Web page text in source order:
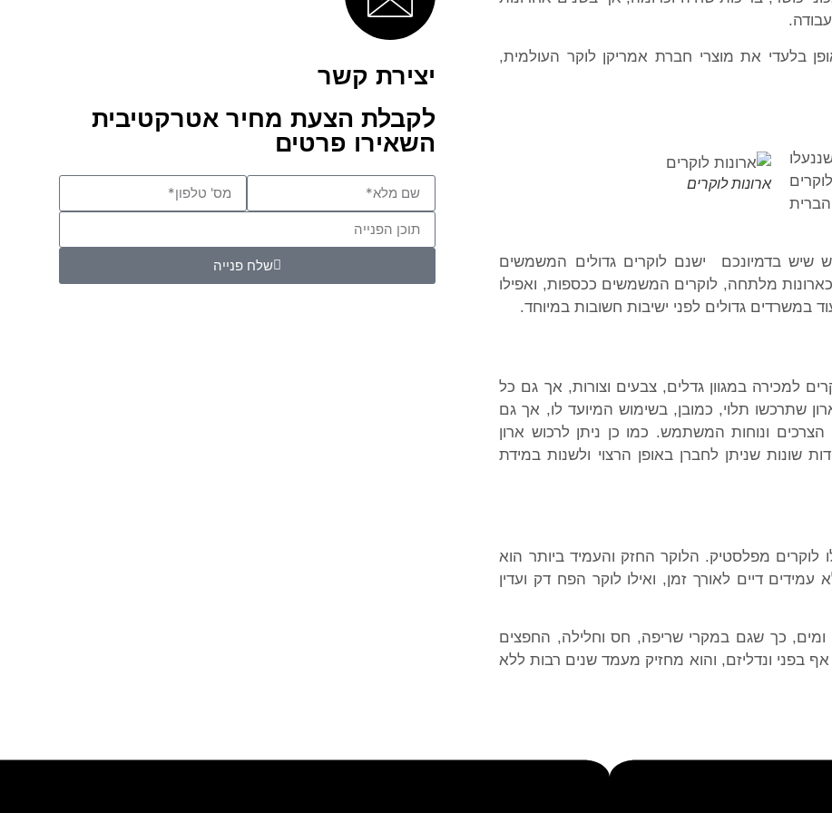
בלעדי את מוצרי חברת אמריקן לוקר העולמית,
ארונות לוקרים
שיש בדמיונכם  ישנם לוקרים גדולים המשמשים
מלתחה, לוקרים המשמשים ככספות, ואפילו
במשרדים גדולים לפני ישיבות חשובות במיוחד.
למכירה במגוון גדלים, צבעים וצורות, אך גם כל
שתרכשו תלוי, כמובן, בשימוש המיועד לו, אך גם
ונוחות המשתמש. כמו כן ניתן לרכוש ארון
שונות שניתן לחברן באופן הרצוי ולשנות במידת
לוקרים מפלסטיק. הלוקר החזק והעמיד ביותר הוא
דיים לאורך זמן, ואילו לוקר הפח דק ועדין
ומים, כך שגם במקרי שריפה, חס וחלילה, החפצים
בפני ונדליזם, והוא מחזיק מעמד שנים רבות ללא
יצירת קשר
לקבלת הצעת מחיר אטרקטיבית
השאירו פרטים
שלח פנייה